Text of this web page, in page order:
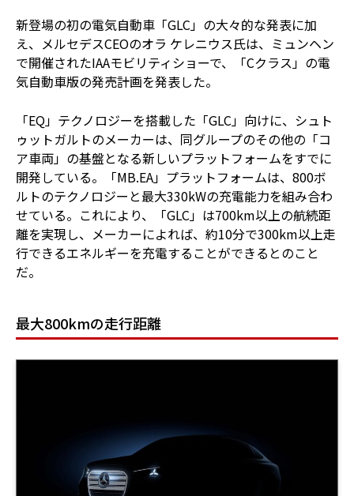
新登場の初の電気自動車「GLC」の大々的な発表に加
え、メルセデスCEOのオラ ケレニウス氏は、ミュンヘン
で開催されたIAAモビリティショーで、「Cクラス」の電
気自動車版の発売計画を発表した。
「EQ」テクノロジーを搭載した「GLC」向けに、シュト
ゥットガルトのメーカーは、同グループのその他の「コ
ア車両」の基盤となる新しいプラットフォームをすでに
開発している。「MB.EA」プラットフォームは、800ボ
ルトのテクノロジーと最大330kWの充電能力を組み合わ
せている。これにより、「GLC」は700km以上の航続距
離を実現し、メーカーによれば、約10分で300km以上走
行できるエネルギーを充電することができるとのこと
だ。
最大800kmの走行距離